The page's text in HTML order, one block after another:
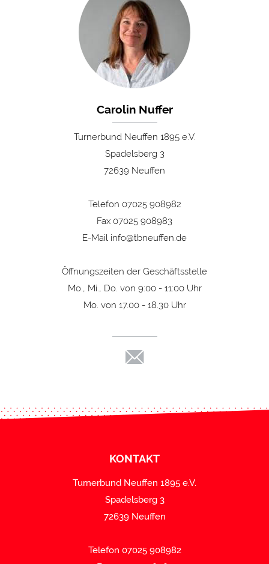
Carolin Nuffer
Turnerbund Neuffen 1895 e.V.
Spadelsberg 3
72639 Neuffen
Telefon 07025 908982
Fax 07025 908983
E-Mail info@tbneuffen.de
Öffnungszeiten der Geschäftsstelle
Mo., Mi., Do. von 9:00 - 11:00 Uhr
Mo. von 17.00 - 18.30 Uhr
KONTAKT
Turnerbund Neuffen 1895 e.V.
Spadelsberg 3
72639 Neuffen
Telefon 07025 908982